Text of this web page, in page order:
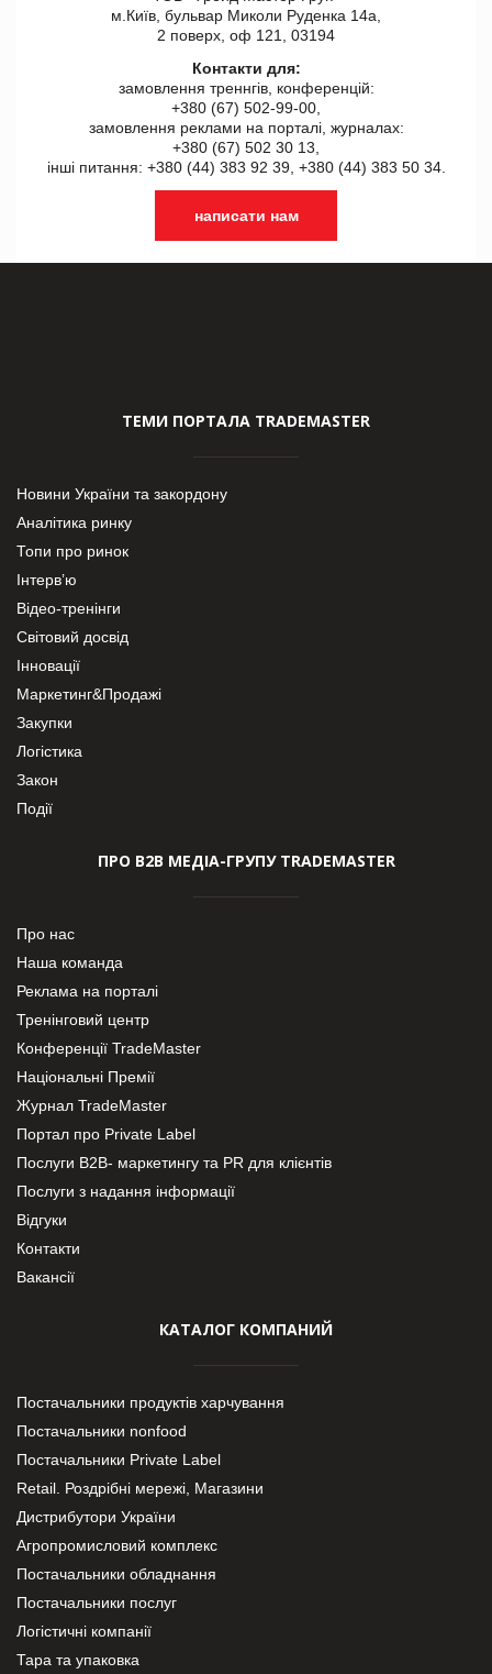
м.Київ, бульвар Миколи Руденка 14а,
2 поверх, оф 121, 03194
Контакти для:
замовлення треннгів, конференцій:
+380 (67) 502-99-00,
замовлення реклами на порталі, журналах:
+380 (67) 502 30 13,
інші питання: +380 (44) 383 92 39, +380 (44) 383 50 34.
написати нам
ТЕМИ ПОРТАЛА TRADEMASTER
Новини України та закордону
Аналітика ринку
Топи про ринок
Інтерв’ю
Відео-тренінги
Світовий досвід
Інновації
Маркетинг&Продажі
Закупки
Логістика
Закон
Події
ПРО В2В МЕДІА-ГРУПУ TRADEMASTER
Про нас
Наша команда
Реклама на порталі
Тренінговий центр
Конференції TradeMaster
Національні Премії
Журнал TradeMaster
Портал про Private Label
Послуги В2В- маркетингу та PR для клієнтів
Послуги з надання інформації
Відгуки
Контакти
Вакансії
КАТАЛОГ КОМПАНИЙ
Постачальники продуктів харчування
Постачальники nonfood
Постачальники Private Label
Retail. Роздрібні мережі, Магазини
Дистрибутори України
Агропромисловий комплекс
Постачальники обладнання
Постачальники послуг
Логістичні компанії
Тара та упаковка